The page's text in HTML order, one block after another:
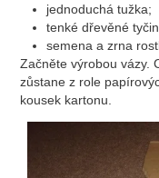
jednoduchá tužka;
tenké dřevěné
semena a zrna
Začněte výrobou vázy.
zůstane z role
kousek kartonu.